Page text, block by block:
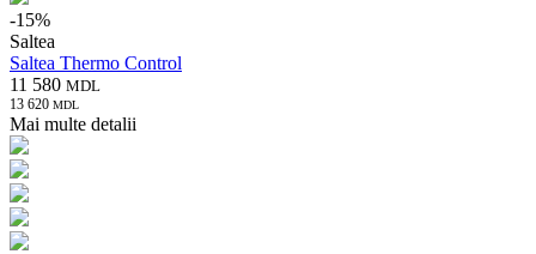
-15%
Saltea
Saltea Thermo Control
11 580 MDL
13 620 MDL
Mai multe detalii